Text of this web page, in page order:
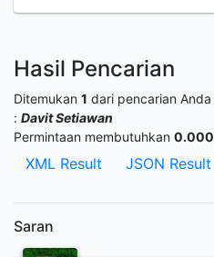
Hasil Pencarian
Ditemukan 1 dari pencarian
: Davit Setiawan
Permintaan membutuhkan
XML Result JSON Result
Saran